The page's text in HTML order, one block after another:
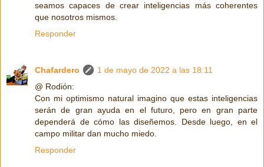
seamos capaces de crear inteligencias más coherentes
que nosotros mismos.
Responder
Chafardero
1 de mayo de 2022 a las 18:11
@ Rodión:
Con mi optimismo natural imagino que estas inteligencias
serán de gran ayuda en el futuro, pero en gran parte
dependerá de cómo las diseñemos. Desde luego, en el
campo militar dan mucho miedo.
Responder